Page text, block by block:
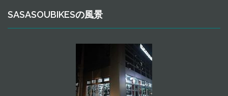
SASASOUBIKESの風景